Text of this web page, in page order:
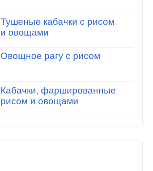
Тушеные кабачки с рисом
и овощами
Овощное рагу с рисом
Кабачки, фаршированные
рисом и овощами